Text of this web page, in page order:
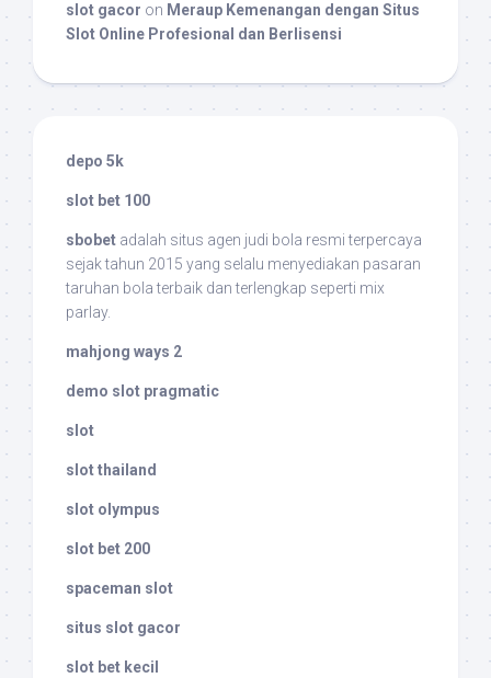
slot gacor on Meraup Kemenangan dengan Situs
Slot Online Profesional dan Berlisensi
depo 5k
slot bet 100
sbobet adalah situs agen judi bola resmi terpercaya
sejak tahun 2015 yang selalu menyediakan pasaran
taruhan bola terbaik dan terlengkap seperti mix
parlay.
mahjong ways 2
demo slot pragmatic
slot
slot thailand
slot olympus
slot bet 200
spaceman slot
situs slot gacor
slot bet kecil